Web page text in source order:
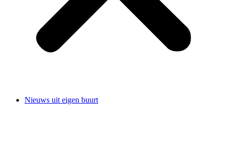
Nieuws uit eigen buurt